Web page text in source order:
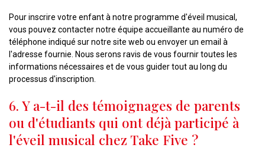
Pour inscrire votre enfant à notre programme d'éveil musical,
vous pouvez contacter notre équipe accueillante au numéro de
téléphone indiqué sur notre site web ou envoyer un email à
l'adresse fournie. Nous serons ravis de vous fournir toutes les
informations nécessaires et de vous guider tout au long du
processus d'inscription.
6. Y a-t-il des témoignages de parents
ou d'étudiants qui ont déjà participé à
l'éveil musical chez Take Five ?